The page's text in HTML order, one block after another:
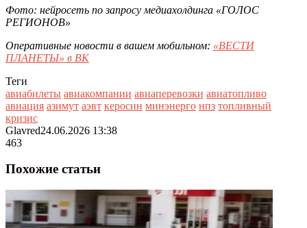
Фото: нейросеть по запросу медиахолдинга «ГОЛОС
РЕГИОНОВ»
Оперативные новости в вашем мобильном: «ВЕСТИ
ПЛАНЕТЫ» в ВК
Теги
авиабилеты авиакомпании авиаперевозки авиатопливо
авиация азимут аэвт керосин минэнерго нпз топливный
кризис
Glavred24.06.2026 13:38
463
Похожие статьи